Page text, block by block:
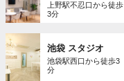
上野駅不忍口から徒歩
3分
池袋 スタジオ
池袋駅西口から徒歩3
分